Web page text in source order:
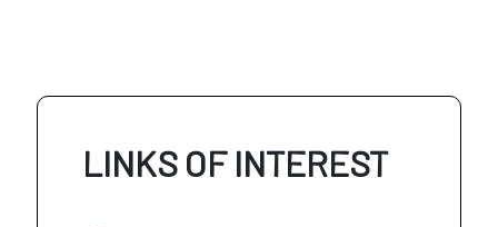
AECID en Líbano
LINKS OF INTEREST